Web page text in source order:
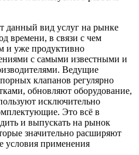
данный вид услуг на рынке
времени, в связи с чем
и уже продуктивно
с самыми известными и
Ведущие
клапанов регулярно
обновляют оборудование,
исключительно
Это всё в
и выпускать на рынок
значительно расширяют
условия применения